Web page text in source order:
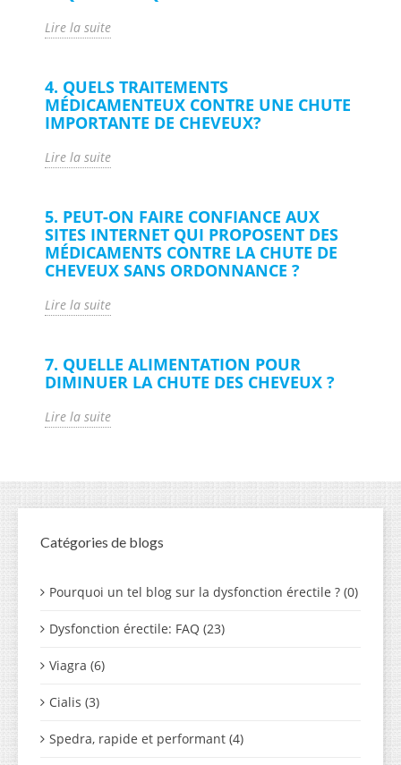
Lire la suite
4. QUELS TRAITEMENTS
MÉDICAMENTEUX CONTRE UNE CHUTE
IMPORTANTE DE CHEVEUX?
Lire la suite
5. PEUT-ON FAIRE CONFIANCE AUX
SITES INTERNET QUI PROPOSENT DES
MÉDICAMENTS CONTRE LA CHUTE DE
CHEVEUX SANS ORDONNANCE ?
Lire la suite
7. QUELLE ALIMENTATION POUR
DIMINUER LA CHUTE DES CHEVEUX ?
Lire la suite
Catégories de blogs
Pourquoi un tel blog sur la dysfonction érectile ? (0)
Dysfonction érectile: FAQ (23)
Viagra (6)
Cialis (3)
Spedra, rapide et performant (4)